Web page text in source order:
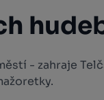
- zahraje